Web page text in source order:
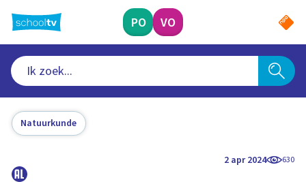
naar
hoofdinhoud
PO VO
Natuurkunde
2 apr 2024 630